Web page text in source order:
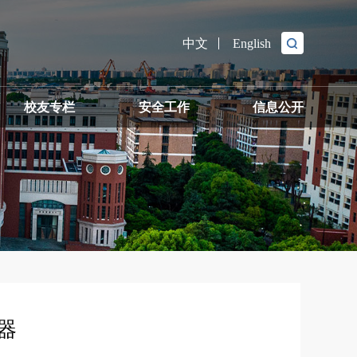
中文 English
校友专栏 安全工作 信息公开
化推介